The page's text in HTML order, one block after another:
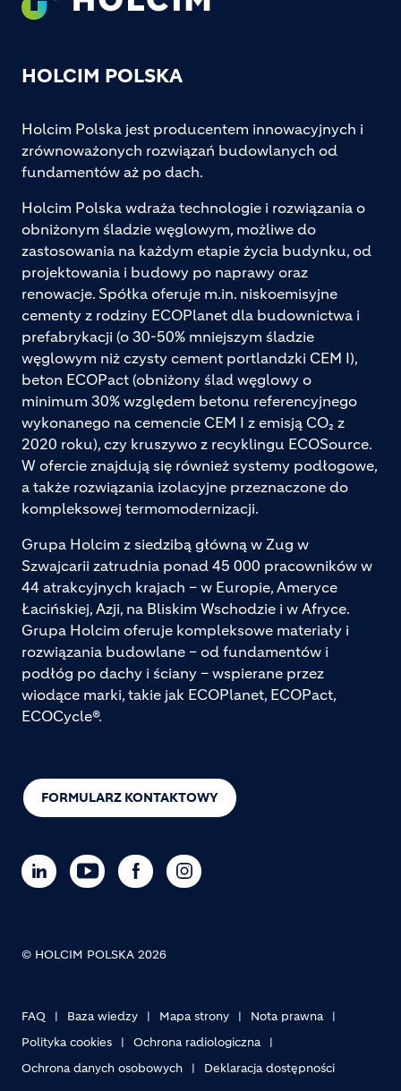
HOLCIM POLSKA
FORMULARZ KONTAKTOWY
Holcim Polska jest producentem innowacyjnych i
zrównoważonych rozwiązań budowlanych od
fundamentów aż po dach.
Holcim Polska wdraża technologie i rozwiązania o
obniżonym śladzie węglowym, możliwe do
zastosowania na każdym etapie życia budynku, od
projektowania i budowy po naprawy oraz
renowacje. Spółka oferuje m.in. niskoemisyjne
cementy z rodziny ECOPlanet dla budownictwa i
prefabrykacji (o 30-50% mniejszym śladzie
węglowym niż czysty cement portlandzki CEM I),
beton ECOPact (obniżony ślad węglowy o
minimum 30% względem betonu referencyjnego
wykonanego na cemencie CEM I z emisją CO₂ z
2020 roku), czy kruszywo z recyklingu ECOSource.
W ofercie znajdują się również systemy podłogowe,
a także rozwiązania izolacyjne przeznaczone do
kompleksowej termomodernizacji.
Grupa Holcim z siedzibą główną w Zug w
Szwajcarii zatrudnia ponad 45 000 pracowników w
44 atrakcyjnych krajach – w Europie, Ameryce
Łacińskiej, Azji, na Bliskim Wschodzie i w Afryce.
Grupa Holcim oferuje kompleksowe materiały i
rozwiązania budowlane – od fundamentów i
podłóg po dachy i ściany – wspierane przez
wiodące marki, takie jak ECOPlanet, ECOPact,
ECOCycle®.
Footer bottom
© HOLCIM POLSKA 2026
FAQ Baza wiedzy Mapa strony
Nota prawna
Polityka cookies
Ochrona radiologiczna
Ochrona danych osobowych
Deklaracja dostępności